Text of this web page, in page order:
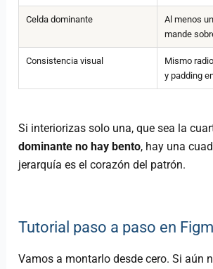
Celda dominante
Al menos
mande
Consistencia visual
Mismo
y padding
Si interiorizas solo una, que sea la
dominante no hay bento, hay una
jerarquía es el corazón del patrón.
Tutorial paso a paso en
Vamos a montarlo desde cero. Si aún